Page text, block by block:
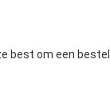
best om een